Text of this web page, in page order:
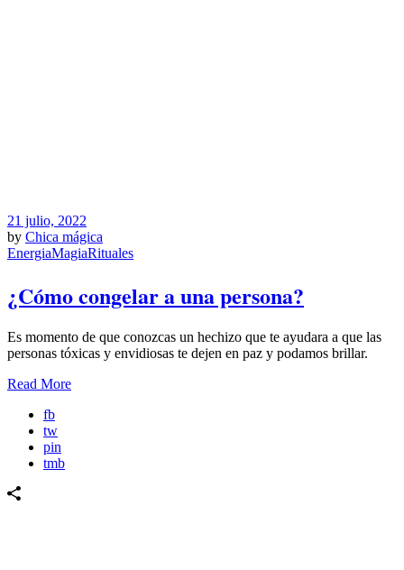
21 julio, 2022
by Chica mágica
EnergiaMagiaRituales
¿Cómo congelar a una persona?
Es momento de que conozcas un hechizo que te ayudara a que las
personas tóxicas y envidiosas te dejen en paz y podamos brillar.
Read More
fb
tw
pin
tmb